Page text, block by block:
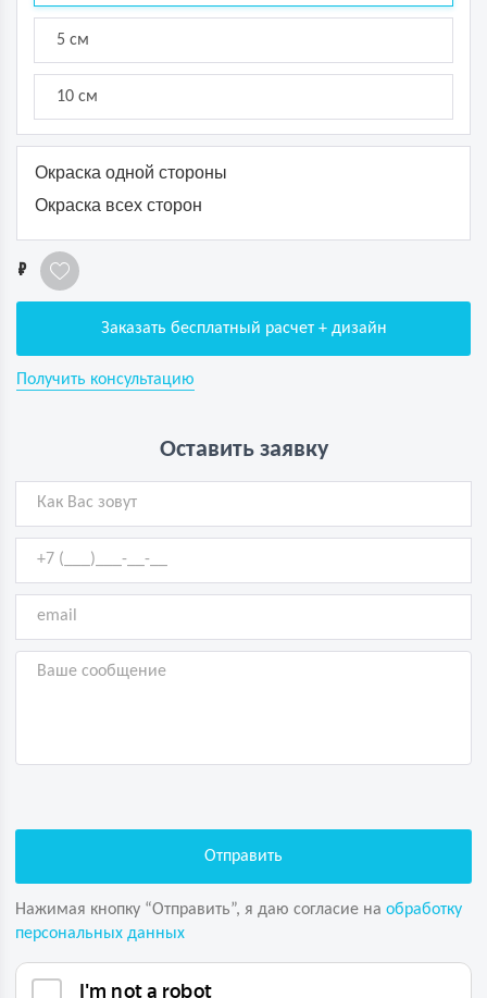
5 см
10 см
Окраска одной стороны
Окраска всех сторон
1
Заказать бесплатный расчет + дизайн
Получить консультацию
Оставить заявку
Нажимая кнопку “Отправить”, я даю согласие на обработку
персональных данных